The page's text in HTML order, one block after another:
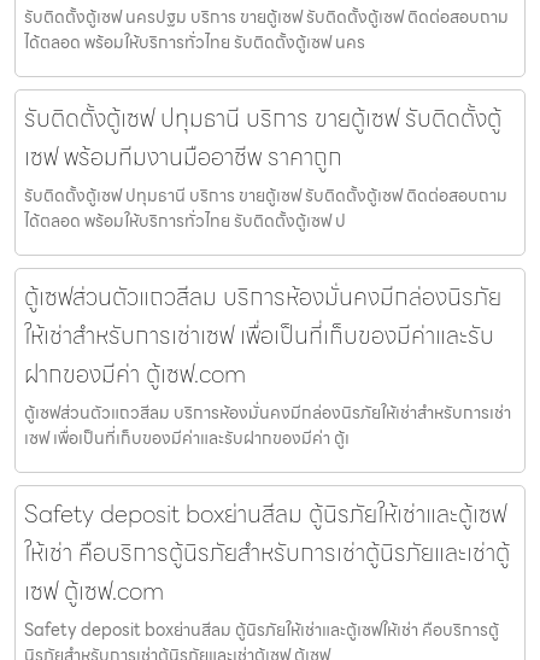
รับติดตั้งตู้เซฟ นครปฐม บริการ ขายตู้เซฟ รับติดตั้งตู้เซฟ ติดต่อสอบถาม
ได้ตลอด พร้อมให้บริการทั่วไทย รับติดตั้งตู้เซฟ นคร
รับติดตั้งตู้เซฟ ปทุมธานี บริการ ขายตู้เซฟ รับติดตั้งตู้
เซฟ พร้อมทีมงานมืออาชีพ ราคาถูก
รับติดตั้งตู้เซฟ ปทุมธานี บริการ ขายตู้เซฟ รับติดตั้งตู้เซฟ ติดต่อสอบถาม
ได้ตลอด พร้อมให้บริการทั่วไทย รับติดตั้งตู้เซฟ ป
ตู้เซฟส่วนตัวแถวสีลม บริการห้องมั่นคงมีกล่องนิรภัย
ให้เช่าสำหรับการเช่าเซฟ เพื่อเป็นที่เก็บของมีค่าและรับ
ฝากของมีค่า ตู้เซฟ.com
ตู้เซฟส่วนตัวแถวสีลม บริการห้องมั่นคงมีกล่องนิรภัยให้เช่าสำหรับการเช่า
เซฟ เพื่อเป็นที่เก็บของมีค่าและรับฝากของมีค่า ตู้เ
Safety deposit boxย่านสีลม ตู้นิรภัยให้เช่าและตู้เซฟ
ให้เช่า คือบริการตู้นิรภัยสำหรับการเช่าตู้นิรภัยและเช่าตู้
เซฟ ตู้เซฟ.com
Safety deposit boxย่านสีลม ตู้นิรภัยให้เช่าและตู้เซฟให้เช่า คือบริการตู้